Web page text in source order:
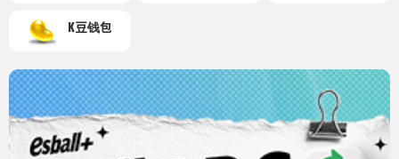
K豆钱包